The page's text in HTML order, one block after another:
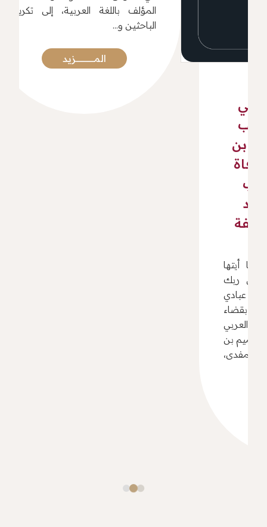
تواصل تلقي الأعمال
المرشحة للدروة الرابعة
حتى 28 مايو المقبل
تواصل جائزة الكتاب العربي تلقي